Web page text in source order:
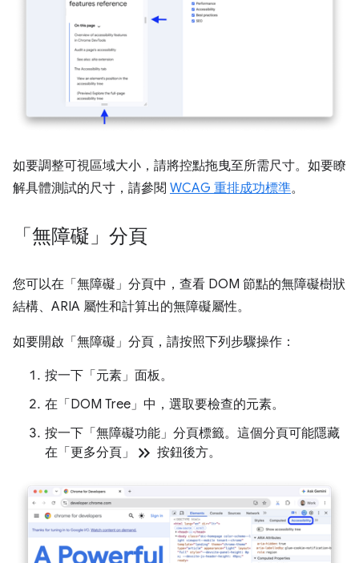
如要調整可視區域大小，請將控點拖曳至所需尺寸。如要瞭
解具體測試的尺寸，請參閱 WCAG 重排成功標準。
「無障礙」分頁
您可以在「無障礙」 分頁中，查看 DOM 節點的無障礙樹狀
結構、ARIA 屬性和計算出的無障礙屬性。
如要開啟「無障礙」 分頁，請按照下列步驟操作：
按一下「元素」 面板。
在「DOM Tree」 中，選取要檢查的元素。
按一下「無障礙功能」 分頁標籤。這個分頁可能隱藏
在「更多分頁」
keyboard_double_arrow_right 按鈕後方。